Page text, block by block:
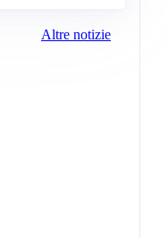
Altre notizie